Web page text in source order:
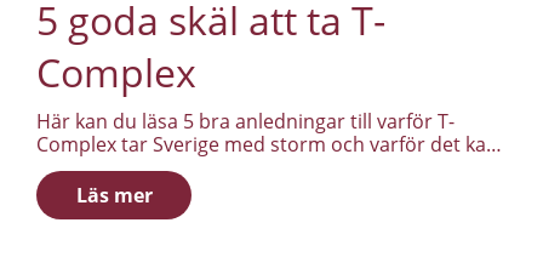
5 goda skäl att ta T-
Complex
Här kan du läsa 5 bra anledningar till varför T-
Complex tar Sverige med storm och varför det kan
vara smart att komplettera sin kost med T-
Complex.
Läs mer